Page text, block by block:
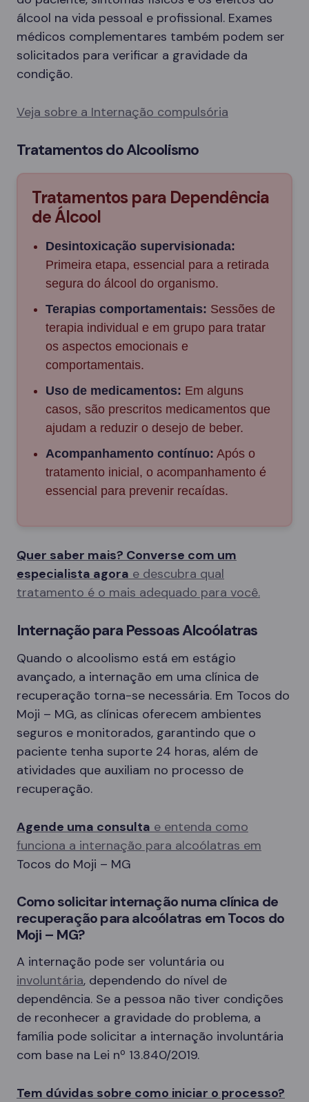
álcool na vida pessoal e profissional. Exames
médicos complementares também podem ser
solicitados para verificar a gravidade da
condição.
Veja sobre a Internação compulsória
Tratamentos do Alcoolismo
Tratamentos para Dependência
de Álcool
Desintoxicação supervisionada:
Primeira etapa, essencial para a retirada
segura do álcool do organismo.
Terapias comportamentais: Sessões de
terapia individual e em grupo para tratar
os aspectos emocionais e
comportamentais.
Uso de medicamentos: Em alguns
casos, são prescritos medicamentos que
ajudam a reduzir o desejo de beber.
Acompanhamento contínuo: Após o
tratamento inicial, o acompanhamento é
essencial para prevenir recaídas.
Quer saber mais? Converse com um
especialista agora e descubra qual
tratamento é o mais adequado para você.
Internação para Pessoas Alcoólatras
Quando o alcoolismo está em estágio
avançado, a internação em uma clínica de
recuperação torna-se necessária. Em Tocos do
Moji – MG, as clínicas oferecem ambientes
seguros e monitorados, garantindo que o
paciente tenha suporte 24 horas, além de
atividades que auxiliam no processo de
recuperação.
Agende uma consulta e entenda como
funciona a internação para alcoólatras em
Tocos do Moji – MG
Como solicitar internação numa clínica de
recuperação para alcoólatras em Tocos do
Moji – MG?
A internação pode ser voluntária ou
involuntária, dependendo do nível de
dependência. Se a pessoa não tiver condições
de reconhecer a gravidade do problema, a
família pode solicitar a internação involuntária
com base na Lei nº 13.840/2019.
Tem dúvidas sobre como iniciar o processo?